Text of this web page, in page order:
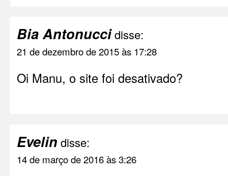
Bia Antonuccidisse:
21 de dezembro de 2015 às 17:28
Oi Manu, o site foi desativado?
Evelin disse:
14 de março de 2016 às 3:26